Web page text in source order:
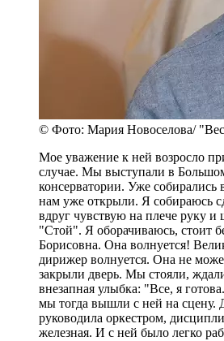
© Фото: Мария Новоселова/
Мое уважение к ней возросло
случае. Мы выступали в
консерватории. Уже собирались
нам уже открыли. Я собираюсь
вдруг чувствую на плече руку и
"Стой". Я оборачиваюсь, стоит
Борисовна. Она волнуется!
дирижер волнуется. Она не
закрыли дверь. Мы стояли,
внезапная улыбка: "Все, я
мы тогда вышли с ней на сцену.
руководила оркестром,
железная. И с ней было легко